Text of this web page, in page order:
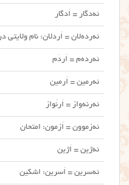
ئه‌دگار = اَدگار
ئه‌رده‌لان = اَردلان: نام ولایتی در
ئه‌رده‌م = اَردَم
ئه‌رمین = اَرمین
ئه‌رنه‌واز = اَرنَواز
ئه‌زموون = اَزمون: امتحان
ئه‌ژین = اَژین
ئه‌سرین = اَسرین: اشکین